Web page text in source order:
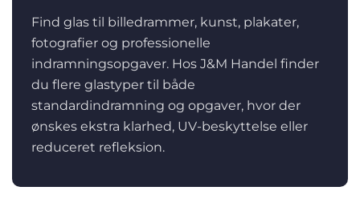
Find glas til billedrammer, kunst, plakater,
fotografier og professionelle
indramningsopgaver. Hos J&M Handel finder
du flere glastyper til både
standardindramning og opgaver, hvor der
ønskes ekstra klarhed, UV-beskyttelse eller
reduceret refleksion.